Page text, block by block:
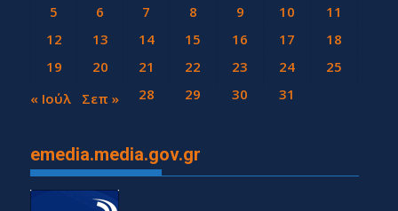
5
6 7 8 9 10
11
12
13 14 15 16 17
18
19
20 21 22 23 24
25
26
27 28 29 30 31
« Ιούλ Σεπ »
emedia.media.gov.gr